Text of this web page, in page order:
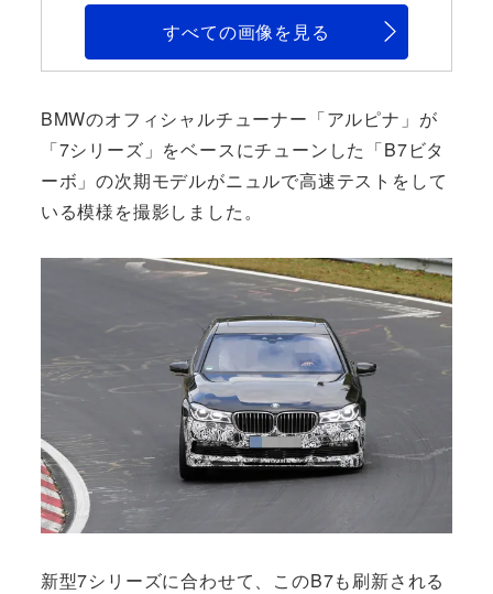
すべての画像を見る
BMWのオフィシャルチューナー「アルピナ」が
「7シリーズ」をベースにチューンした「B7ビタ
ーボ」の次期モデルがニュルで高速テストをして
いる模様を撮影しました。
新型7シリーズに合わせて、このB7も刷新される